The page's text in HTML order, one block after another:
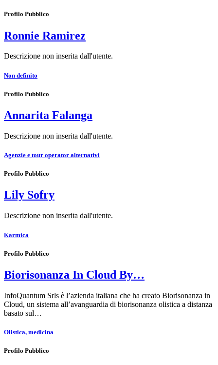
Profilo Pubblico
Ronnie Ramirez
Descrizione non inserita dall'utente.
Non definito
Profilo Pubblico
Annarita Falanga
Descrizione non inserita dall'utente.
Agenzie e tour operator alternativi
Profilo Pubblico
Lily Sofry
Descrizione non inserita dall'utente.
Karmica
Profilo Pubblico
Biorisonanza In Cloud By…
InfoQuantum Srls è l’azienda italiana che ha creato Biorisonanza in
Cloud, un sistema all’avanguardia di biorisonanza olistica a distanza
basato sul…
Olistica, medicina
Profilo Pubblico